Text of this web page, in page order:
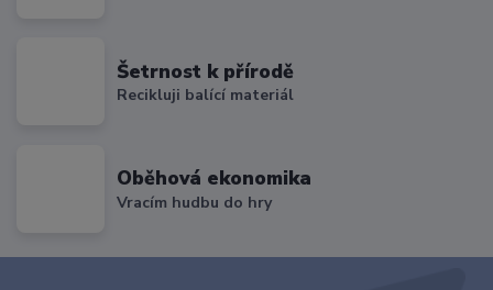
Šetrnost k přírodě
Recikluji balící materiál
Oběhová ekonomika
Vracím hudbu do hry